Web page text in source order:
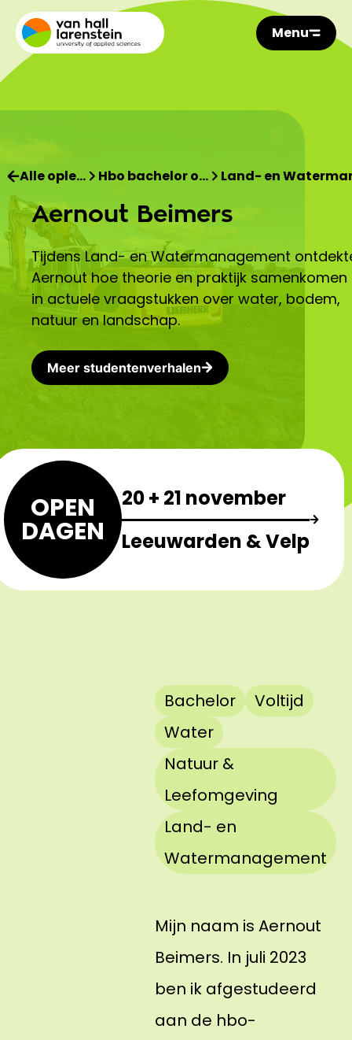
Menu
Alle ople… Hbo bachelor o… Land- en
Aernout Beimers
Tijdens Land- en Watermanagement
Aernout hoe theorie en praktijk samenkomen
in actuele vraagstukken over water, bodem,
natuur en landschap.
Meer studentenverhalen
OPEN
DAGEN
20 + 21 november
Leeuwarden & Velp
Bachelor
Voltijd
Water
Natuur &
Leefomgeving
Land- en
Watermanagement
Mijn naam is Aernout
Beimers. In juli 2023
ben ik afgestudeerd
aan de hbo-